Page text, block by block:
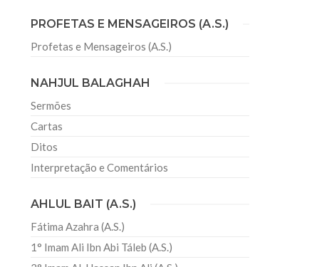
PROFETAS E MENSAGEIROS (A.S.)
Profetas e Mensageiros (A.S.)
NAHJUL BALAGHAH
Sermões
Cartas
Ditos
Interpretação e Comentários
AHLUL BAIT (A.S.)
Fátima Azahra (A.S.)
1° Imam Ali Ibn Abi Táleb (A.S.)